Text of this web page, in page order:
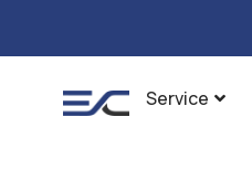
Service